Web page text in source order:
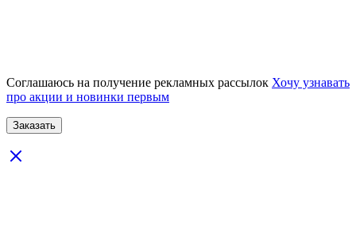
Соглашаюсь на получение рекламных рассылок Хочу узнавать
про акции и новинки первым